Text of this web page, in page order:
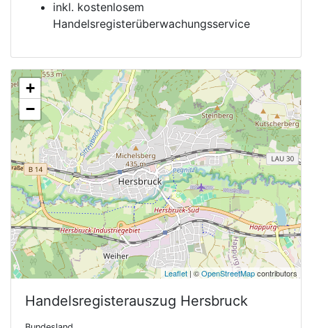
inkl. kostenlosem
Handelsregisterüberwachungsservice
+
−
Leaflet | ©OpenStreetMapcontributors
Handelsregisterauszug Hersbruck